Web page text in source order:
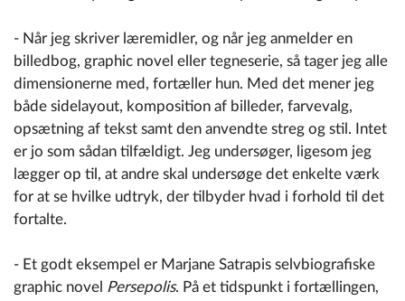
- Når jeg skriver læremidler, og når jeg anmelder en
billedbog, graphic novel eller tegneserie, så tager jeg alle
dimensionerne med, fortæller hun. Med det mener jeg
både sidelayout, komposition af billeder, farvevalg,
opsætning af tekst samt den anvendte streg og stil. Intet
er jo som sådan tilfældigt. Jeg undersøger, ligesom jeg
lægger op til, at andre skal undersøge det enkelte værk
for at se hvilke udtryk, der tilbyder hvad i forhold til det
fortalte.
- Et godt eksempel er Marjane Satrapis selvbiografiske
graphic novel Persepolis. På et tidspunkt i fortællingen,